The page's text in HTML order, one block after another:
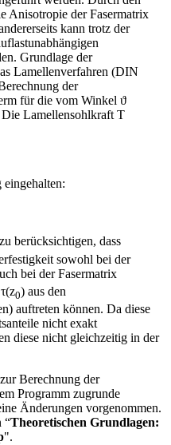
Anisotropie der Fasermatrix
kann trotz der
Grundlage der
Lamellenverfahren (DIN
der
für die vom Winkel ϑ
Die Lamellensohlkraft T
berücksichtigen, dass
sowohl bei der
bei der Fasermatrix
0) aus den
auftreten können. Da diese
nicht exakt
diese nicht gleichzeitig in der
Berechnung der
Programm zugrunde
Änderungen vorgenommen.
“Theoretischen Grundlagen:
".